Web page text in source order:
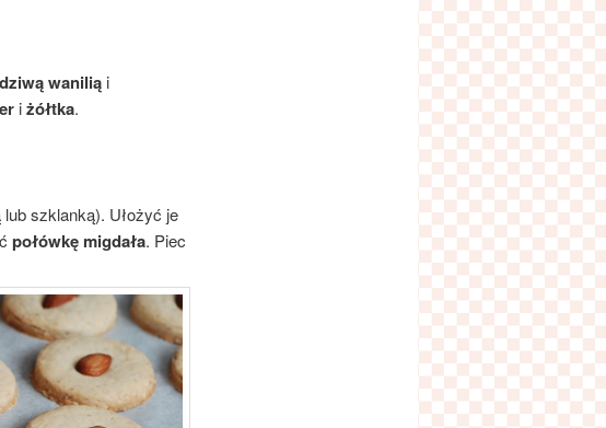
waniliąi
iżółtka.
szklanką). Ułożyć je
połówkę migdała. Piec